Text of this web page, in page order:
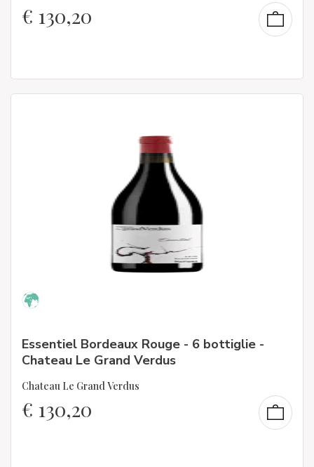
€ 130,20
Essentiel Bordeaux Rouge - 6 bottiglie -
Chateau Le Grand Verdus
Chateau Le Grand Verdus
€ 130,20